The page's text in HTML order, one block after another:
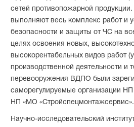
сетей противопожарной
выполняют весь комплекс работ и
безопасности и защиты от ЧС на
целях освоения новых,
высокорентабельных видов работ
производственной деятельности и
перевооружения ВДПО были
саморегулируемые организации
НП «МО «Стройспецмонтажсервис».
Научно-исследовательский